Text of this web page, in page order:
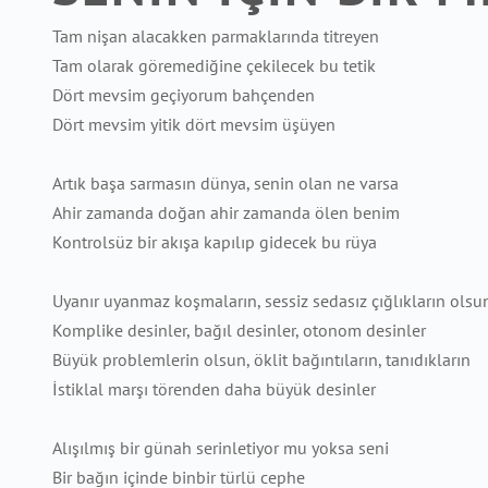
Tam nişan alacakken parmaklarında titreyen
Tam olarak göremediğine çekilecek bu tetik
Dört mevsim geçiyorum bahçenden
Dört mevsim yitik dört mevsim üşüyen
Artık başa sarmasın dünya, senin olan ne varsa
Ahir zamanda doğan ahir zamanda ölen benim
Kontrolsüz bir akışa kapılıp gidecek bu rüya
Uyanır uyanmaz koşmaların, sessiz sedasız çığlıkların
Komplike desinler, bağıl desinler, otonom desinler
Büyük problemlerin olsun, öklit bağıntıların, tanıdıkların
İstiklal marşı törenden daha büyük desinler
Alışılmış bir günah serinletiyor mu yoksa seni
Bir bağın içinde binbir türlü cephe